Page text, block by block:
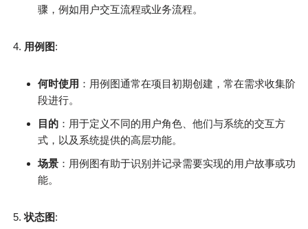
骤，例如用户交互流程或业务流程。
用例图:
何时使用 ：用例图通常在项目初期创建，常在需求收集阶
段进行。
目的 ：用于定义不同的用户角色、他们与系统的交互方
式，以及系统提供的高层功能。
场景 ：用例图有助于识别并记录需要实现的用户故事或功
能。
状态图: